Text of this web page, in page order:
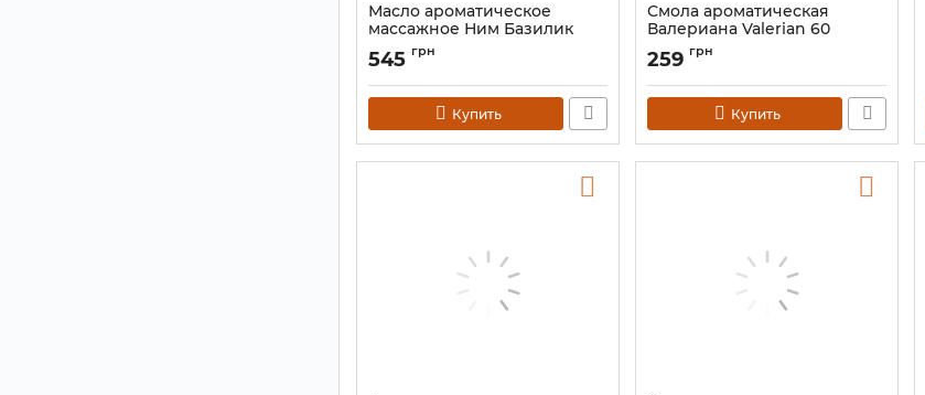
Масло ароматическое
массажное Ним Базилик
Neem Basil 100 ml.
Артикул:
545 грн
Купить
Смола ароматическая
Валериана Valerian 60
грамм.
Артикул:
259 грн
Купить